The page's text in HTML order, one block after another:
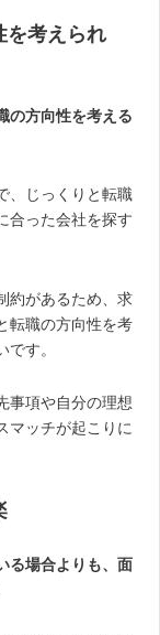
を考えられ
の方向性を考える
、じっくりと転職
合った会社を探す
約があるため、求
転職の方向性を考
す。
事項や自分の理想
マッチが起こりに
る場合よりも、面